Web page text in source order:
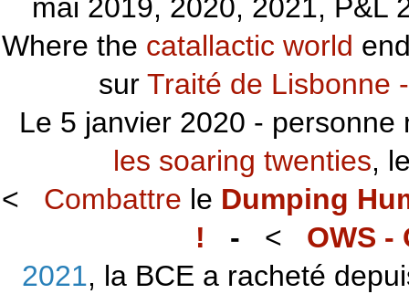
mai 2019, 2020, 2021, P&L
Where the catallactic world
sur Traité de Lisbonne
Le 5 janvier 2020 -
les soaring twenties,
< Combattre le Dumping
! - < OWS -
2021, la BCE a racheté